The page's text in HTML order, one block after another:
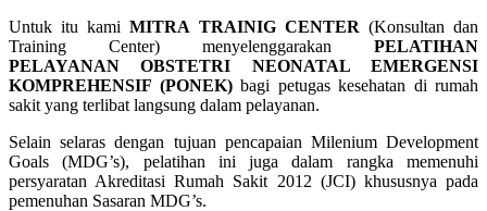
Untuk itu kamiMITRA TRAINIG CENTER (Konsultan dan
Training Center) menyelenggarakan PELATIHAN
PELAYANAN OBSTETRI NEONATAL EMERGENSI
KOMPREHENSIF (PONEK)bagi petugas kesehatan di rumah
sakit yang terlibat langsung dalam pelayanan.
Selain selaras dengan tujuan pencapaian Milenium Development
Goals (MDG’s), pelatihan ini juga dalam rangka memenuhi
persyaratan Akreditasi Rumah Sakit 2012 (JCI) khususnya pada
pemenuhan Sasaran MDG’s.